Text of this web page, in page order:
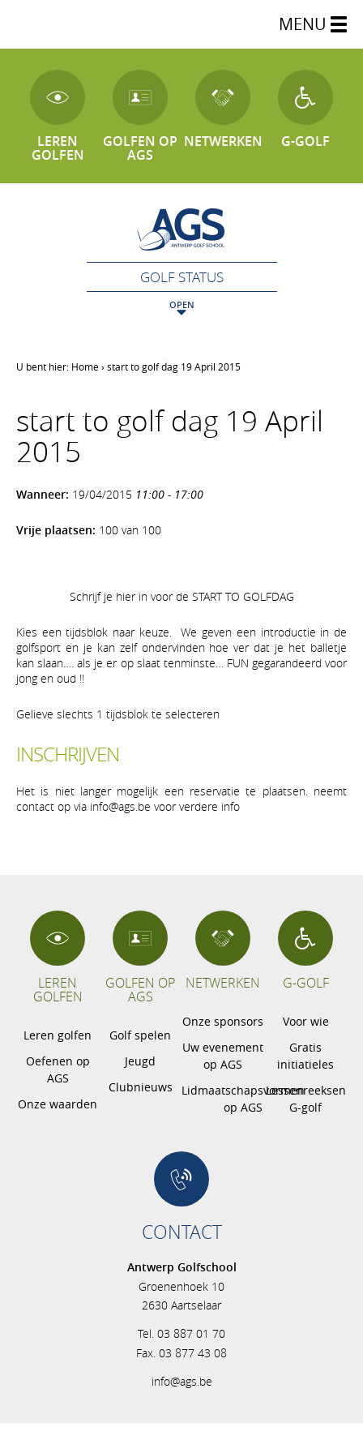
MENU
LEREN
GOLFEN
GOLFEN OP
AGS
NETWERKEN G-GOLF
GOLF STATUS
OPEN
U bent hier: Home› start to golf dag 19 April 2015
start to golf dag 19 April
2015
Wanneer: 19/04/2015 11:00 - 17:00
Vrije plaatsen: 100 van 100
Schrijf je hier in voor de START TO GOLFDAG
Kies een tijdsblok naar keuze. We geven een introductie in de
golfsport en je kan zelf ondervinden hoe ver dat je het balletje
kan slaan…. als je er op slaat tenminste… FUN gegarandeerd voor
jong en oud !!
Gelieve slechts 1 tijdsblok te selecteren
INSCHRIJVEN
Het is niet langer mogelijk een reservatie te plaatsen. neemt
contact op via info@ags.be voor verdere info
LEREN
GOLFEN
Leren golfen
Oefenen op
AGS
Onze waarden
GOLFEN OP
AGS
Golf spelen
Jeugd
Clubnieuws
NETWERKEN
Onze sponsors
Uw evenement
op AGS
Lidmaatschapsvormen
op AGS
G-GOLF
Voor wie
Gratis
initiatieles
Lessenreeksen
G-golf
CONTACT
Antwerp Golfschool
Groenenhoek 10
2630 Aartselaar
Tel. 03 887 01 70
Fax. 03 877 43 08
info@ags.be